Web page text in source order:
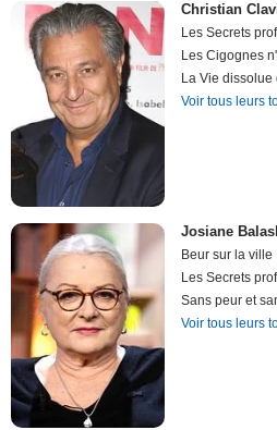
Christian
Les Secrets
Les Cigognes
La Vie dissolue
Voir tous leurs
Josiane
Beur sur la ville
Les Secrets
Sans peur et
Voir tous leurs